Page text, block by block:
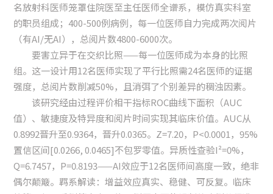
名放射科医师笼罩住院医至主任医师全谱系，模仿真实科室
的职员组成；400-500例病例，每一位医师自力完成两次阅片
（有AI/无AI），总阅片数4800-6000次。
要害立异于在交织比照——每一位医师成为本身的比照
组。这一设计用12名医师实现了平行比照需24名医师的证据
强度，总阅片数削减50%，且消弭了个别差异的稠浊因素。
该研究经由过程评价相干指标ROC曲线下面积（AUC
值）、敏捷度及特异度和阅片时间实现其临床价值。AUC从
0.8992晋升至0.9364，晋升0.0365。Z=7.20，P<0.0001，95%
置信区间[0.0266, 0.0465]不包罗零值。异质性查验I²=0%，
Q=6.7457，P=0.8193——AI效应于12名医师间高度一致，绝非
偶尔颠簸。羁系解读：增益效应真实、稳健、可反复。临床